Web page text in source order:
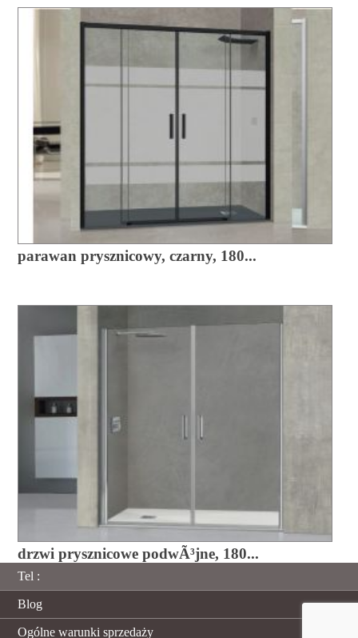
parawan prysznicowy, czarny, 180...
drzwi prysznicowe podwÃ³jne, 180...
Tel :
Blog
Ogólne warunki sprzedaży